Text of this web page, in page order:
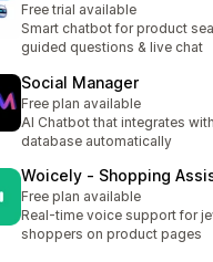
Free trial available
Smart chatbot for product
guided questions & live chat
Social Manager
Free plan available
AI Chatbot that integrates
database automatically
Woicely ‑ Shopping
Free plan available
Real-time voice support for
shoppers on product pages